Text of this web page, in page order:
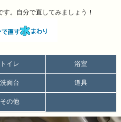
。自分で直してみましょう！
トイレ 浴室
洗面台 道具
その他